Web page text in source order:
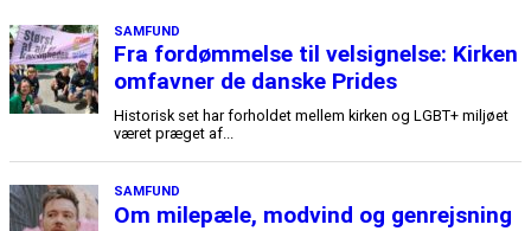
SAMFUND
Fra fordømmelse til velsignelse: Kirken
omfavner de danske Prides
Historisk set har forholdet mellem kirken og LGBT+ miljøet
været præget af...
SAMFUND
Om milepæle, modvind og genrejsning